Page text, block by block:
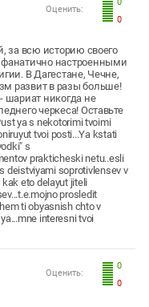
0
Оценить:
за всю историю своего
настроенными
В Дагестане, Чечне,
развит в разы больше!
шариат никогда не
черкеса! Оставьте
ya s nekotorimi tvoimi
tvoi posti...Ya kstati
s
prakticheski netu..esli
deistviyami soprotivlensev v
eto delayut jiteli
prosledit
ti obyasnish chto v
interesni tvoi
0
0
Оценить: